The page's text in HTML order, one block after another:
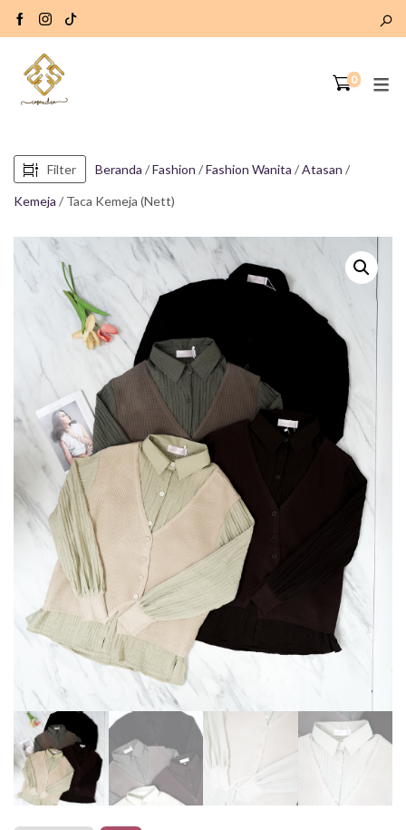
0
Filter Beranda /Fashion /Fashion Wanita /Atasan /
Kemeja / Taca Kemeja (Nett)